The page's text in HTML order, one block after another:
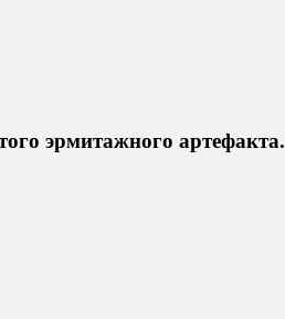
эрмитажного артефакта.